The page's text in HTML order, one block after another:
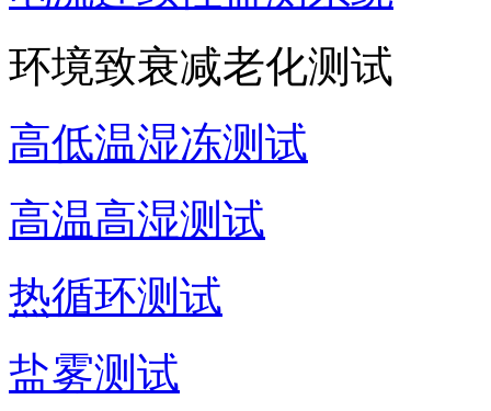
环境致衰减老化测试
高低温湿冻测试
高温高湿测试
热循环测试
盐雾测试